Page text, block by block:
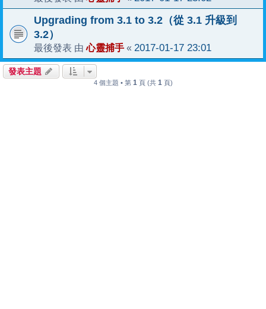
Upgrading from 3.1 to 3.2（從 3.1 升級到
3.2）
最後發表 由心靈捕手 « 2017-01-17 23:01
發表主題
4 個主題 • 第 1 頁 (共 1 頁)